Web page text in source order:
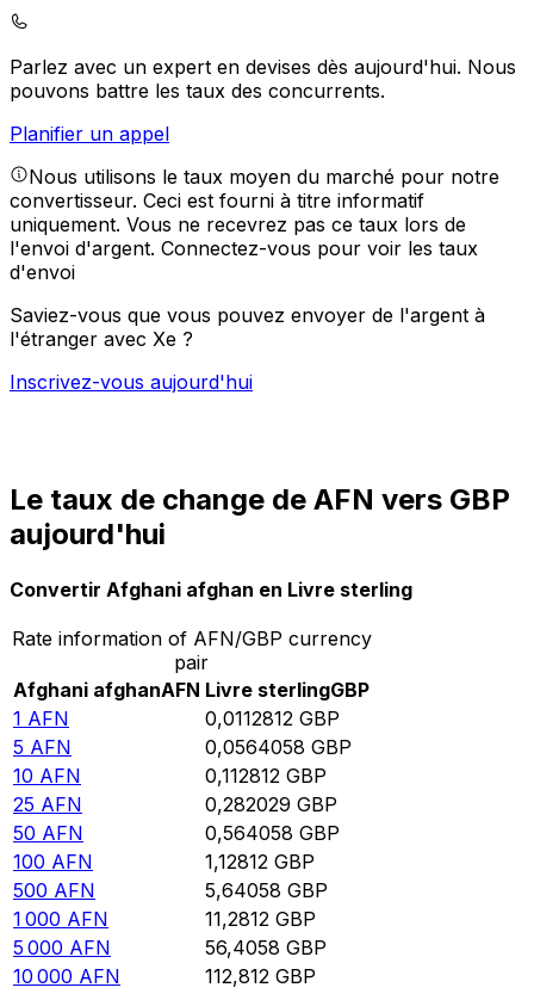
Parlez avec un expert en devises dès aujourd'hui. Nous
pouvons battre les taux des concurrents.
Planifier un appel
Nous utilisons le taux moyen du marché pour notre
convertisseur. Ceci est fourni à titre informatif
uniquement. Vous ne recevrez pas ce taux lors de
l'envoi d'argent. Connectez-vous pour voir les taux
d'envoi
Saviez-vous que vous pouvez envoyer de l'argent à
l'étranger avec Xe ?
Inscrivez-vous aujourd'hui
Le taux de change de AFN vers GBP
aujourd'hui
Convertir Afghani afghan en Livre sterling
Rate information of AFN/GBP currency
pair
Afghani afghanAFN Livre sterlingGBP
1 AFN 0,0112812 GBP
5 AFN 0,0564058 GBP
10 AFN 0,112812 GBP
25 AFN 0,282029 GBP
50 AFN 0,564058 GBP
100 AFN 1,12812 GBP
500 AFN 5,64058 GBP
1 000 AFN 11,2812 GBP
5 000 AFN 56,4058 GBP
10 000 AFN 112,812 GBP